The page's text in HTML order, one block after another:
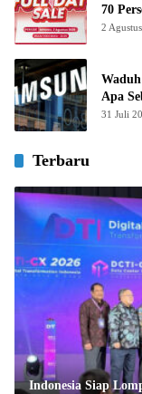
70
2
Apa
31 Juli
Terbaru
Indonesia Siap